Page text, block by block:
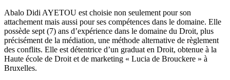
Abalo Didi AYETOU est choisie non seulement pour son
attachement mais aussi pour ses compétences dans le domaine. Elle
possède sept (7) ans d’expérience dans le domaine du Droit, plus
précisément de la médiation, une méthode alternative de règlement
des conflits. Elle est détentrice d’un graduat en Droit, obtenue à la
Haute école de Droit et de marketing « Lucia de Brouckere » à
Bruxelles.